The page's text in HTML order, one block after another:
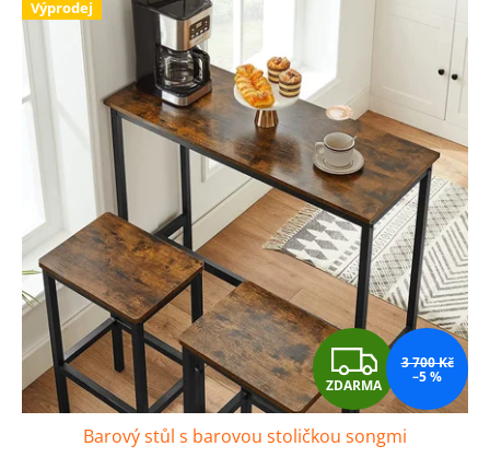
Výprodej
Z
D
ZDARMA
3 700 Kč
–5 %
Barový stůl s barovou stoličkou songmi